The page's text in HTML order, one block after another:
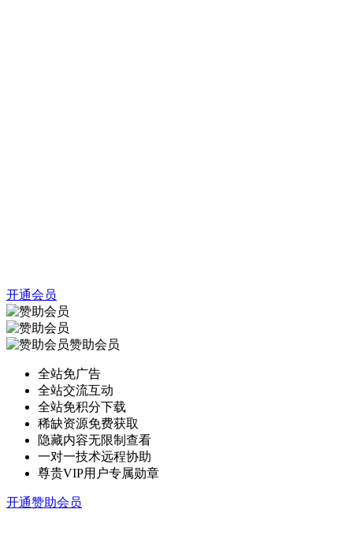
开通会员
赞助会员
全站免广告
全站交流互动
全站免积分下载
稀缺资源免费获取
隐藏内容无限制查看
一对一技术远程协助
尊贵VIP用户专属勋章
开通赞助会员